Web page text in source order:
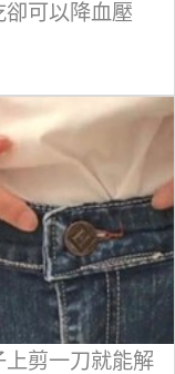
可以降血壓
剪一刀就能解